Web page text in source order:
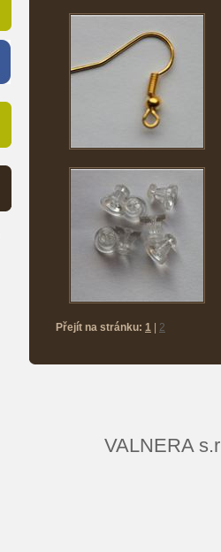
Přejít na stránku: 1 2
VALNERA